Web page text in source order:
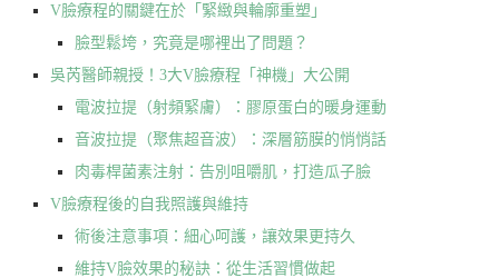
V臉療程的關鍵在於「緊緻與輪廓重塑」
臉型鬆垮，究竟是哪裡出了問題？
吳芮醫師親授！3大V臉療程「神機」大公開
電波拉提（射頻緊膚）：膠原蛋白的暖身運動
音波拉提（聚焦超音波）：深層筋膜的悄悄話
肉毒桿菌素注射：告別咀嚼肌，打造瓜子臉
V臉療程後的自我照護與維持
術後注意事項：細心呵護，讓效果更持久
維持V臉效果的秘訣：從生活習慣做起